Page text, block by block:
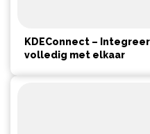
KDEConnect –
volledig met elkaar